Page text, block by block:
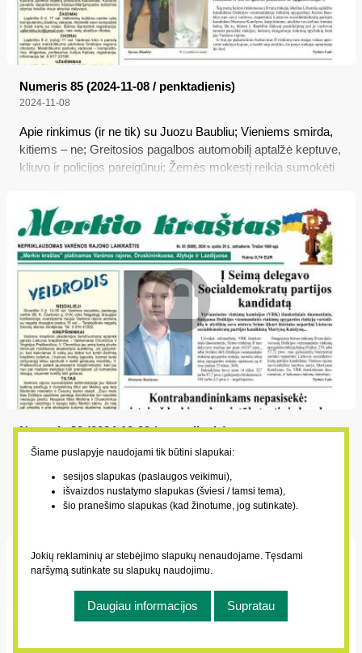
Numeris 85 (2024-11-08 / penktadienis)
2024-11-08
Apie rinkimus (ir ne tik) su Juozu Baubliu; Vieniems smirda,
kitiems – ne; Greitosios pagalbos automobilį aptalžė keptuve,
kliuvo ir policijos pareigūnui; Žemės mokestį reikia sumokėti
Numeris 83 (2024-10-29 / antradienis)
2024-10-29
Į Seimą delegavo Socialdemokratų partijos kandidatą;
Kontrabandininkams nepasisekė: vietoj uždarbio –
daugiatūkstantinės baudos; Vilioja prekių gausa
Šiame puslapyje naudojami tik būtini slapukai:
sesijos slapukas (paslaugos veikimui),
išvaizdos nustatymo slapukas (šviesi / tamsi tema),
šio pranešimo slapukas (kad žinotume, jog sutinkate).
Jokių reklaminių ar stebėjimo slapukų nenaudojame. Tęsdami
naršymą sutinkate su slapukų naudojimu.
Daugiau informacijos Supratau